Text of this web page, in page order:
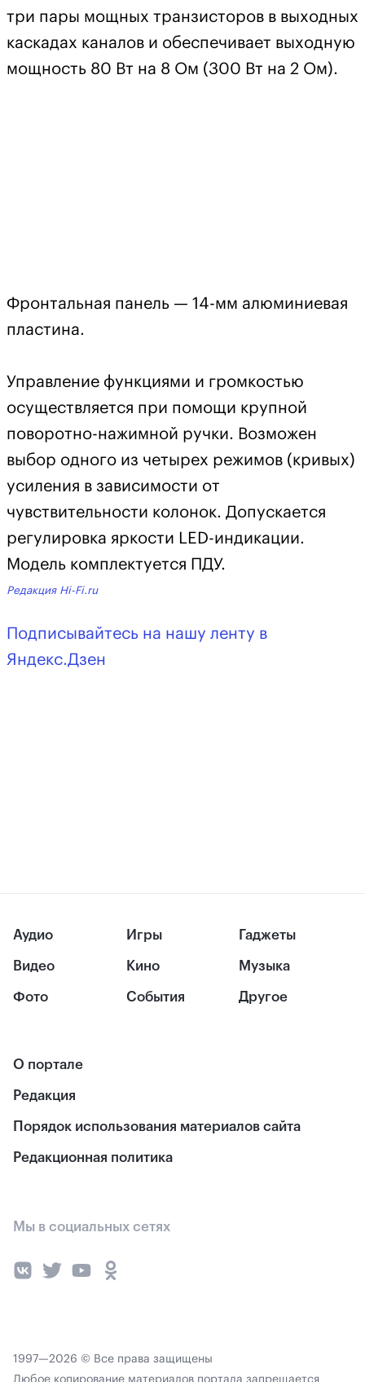
три пары мощных транзисторов в выходных
каскадах каналов и обеспечивает выходную
мощность 80 Вт на 8 Ом (300 Вт на 2 Ом).
Фронтальная панель — 14-мм алюминиевая
пластина.
Управление функциями и громкостью
осуществляется при помощи крупной
поворотно-нажимной ручки. Возможен
выбор одного из четырех режимов (кривых)
усиления в зависимости от
чувствительности колонок. Допускается
регулировка яркости LED-индикации.
Модель комплектуется ПДУ.
Редакция Hi-Fi.ru
Подписывайтесь на нашу ленту в
Яндекс.Дзен
Аудио
Видео
Фото
Игры
Кино
События
Гаджеты
Музыка
Другое
О портале
Редакция
Порядок использования материалов сайта
Редакционная политика
Мы в социальных сетях
1997—2026 © Все права защищены
Любое копирование материалов портала запрещается